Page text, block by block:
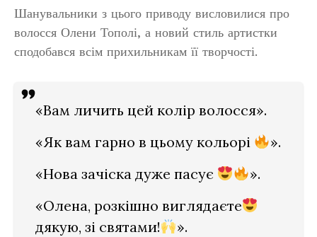
Шанувальники з цього приводу висловилися про
волосся Олени Тополі, а новий стиль артистки
сподобався всім прихильникам її творчості.
«Вам личить цей колір волосся».
«Як вам гарно в цьому кольорі
».
«Нова зачіска дуже пасує
».
«Олена, розкішно виглядаєте
дякую, зі святами!
».